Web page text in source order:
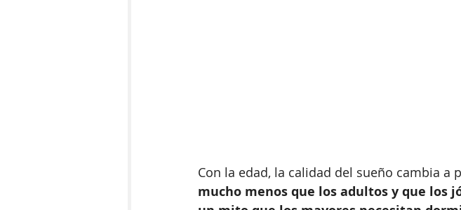
Con la edad, la calidad del sueño cambia a
mucho menos que los adultos y que los